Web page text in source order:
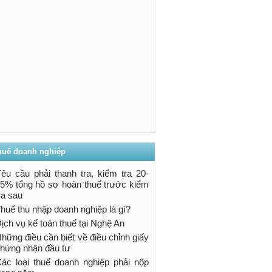
doanh nghiệp
cầu phải thanh tra, kiểm tra 20-
tổng hồ sơ hoàn thuế trước kiểm
sau
thu nhập doanh nghiệp là gì?
vụ kế toán thuế tại Nghệ An
điều cần biết về điều chỉnh giấy
nhận đầu tư
loại thuế doanh nghiệp phải nộp